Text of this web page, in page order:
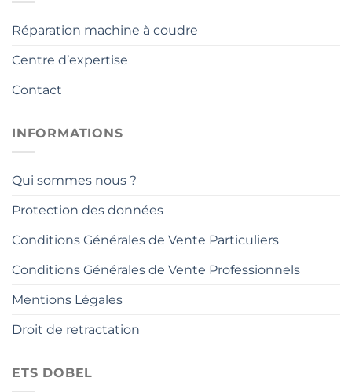
Réparation machine à coudre
Centre d’expertise
Contact
INFORMATIONS
Qui sommes nous ?
Protection des données
Conditions Générales de Vente Particuliers
Conditions Générales de Vente Professionnels
Mentions Légales
Droit de retractation
ETS DOBEL